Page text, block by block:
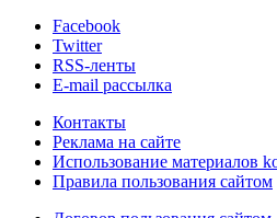
Facebook
Twitter
RSS-ленты
E-mail рассылка
Контакты
Реклама на сайте
Использование материалов
Правила пользования сайтом